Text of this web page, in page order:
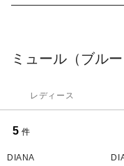
ミュール（ブルー
レディース
5 件
DIANA